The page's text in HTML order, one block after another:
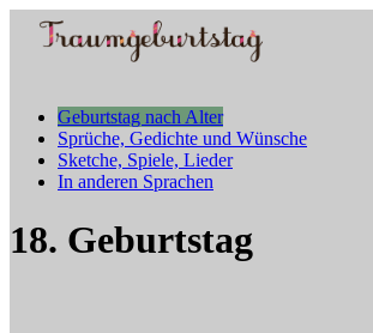
Geburtstag nach Alter
Sprüche, Gedichte und Wünsche
Sketche, Spiele, Lieder
In anderen Sprachen
18. Geburtstag